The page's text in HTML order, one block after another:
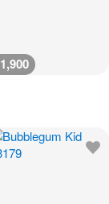
1,900